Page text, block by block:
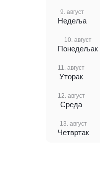
9. август
Недеља
10. август
Понедељак
11. август
Уторак
12. август
Среда
13. август
Четвртак